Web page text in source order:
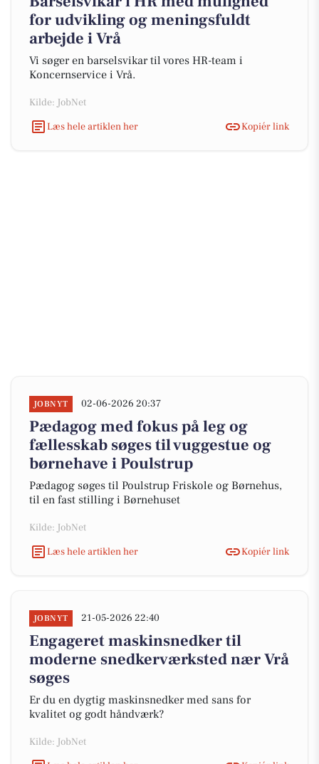
for udvikling og meningsfuldt
arbejde i Vrå
Vi søger en barselsvikar til vores HR-team i
Koncernservice i Vrå.
Kilde: JobNet
Læs hele artiklen her
Kopiér link
JOBNYT 02-06-2026 20:37
Pædagog med fokus på leg og
fællesskab søges til vuggestue og
børnehave i Poulstrup
Pædagog søges til Poulstrup Friskole og Børnehus,
til en fast stilling i Børnehuset
Kilde: JobNet
Læs hele artiklen her
Kopiér link
JOBNYT 21-05-2026 22:40
Engageret maskinsnedker til
moderne snedkerværksted nær Vrå
søges
Er du en dygtig maskinsnedker med sans for
kvalitet og godt håndværk?
Kilde: JobNet